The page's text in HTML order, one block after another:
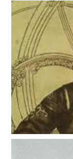
Adalı Halil